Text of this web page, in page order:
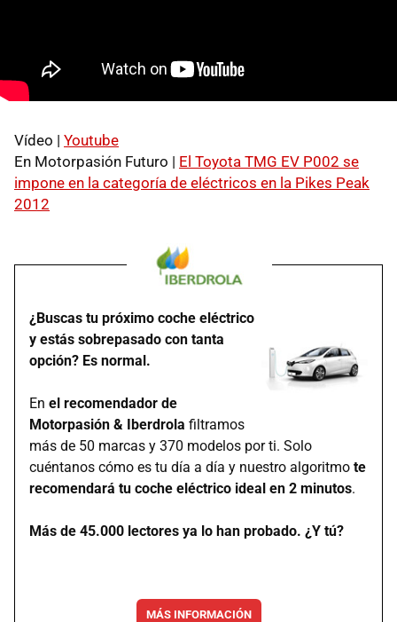
Vídeo | Youtube
En Motorpasión Futuro | El Toyota TMG EV P002 se
impone en la categoría de eléctricos en la Pikes Peak
2012
¿Buscas tu próximo coche eléctrico
y estás sobrepasado con tanta
opción? Es normal.
En el recomendador de
Motorpasión & Iberdrola filtramos
más de 50 marcas y 370 modelos por ti. Solo
cuéntanos cómo es tu día a día y nuestro algoritmo te
recomendará tu coche eléctrico ideal en 2 minutos.
Más de 45.000 lectores ya lo han probado. ¿Y tú?
MÁS INFORMACIÓN